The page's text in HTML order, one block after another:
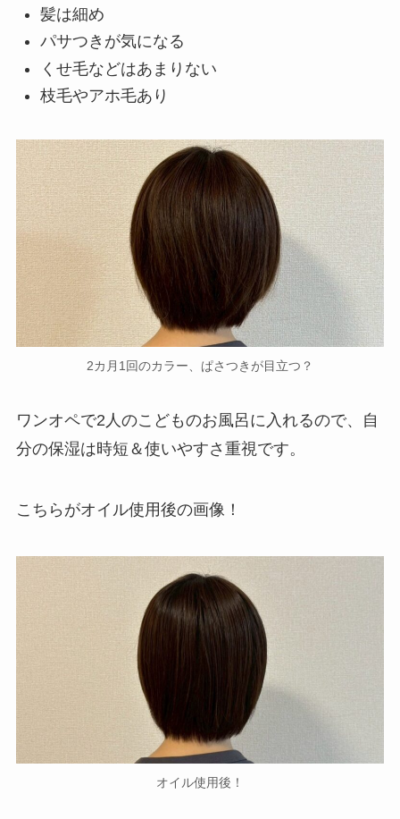
髪は細め
パサつきが気になる
くせ毛などはあまりない
枝毛やアホ毛あり
2カ月1回のカラー、ぱさつきが目立つ？
ワンオペで2人のこどものお風呂に入れるので、自
分の保湿は時短＆使いやすさ重視です。
こちらがオイル使用後の画像！
オイル使用後！